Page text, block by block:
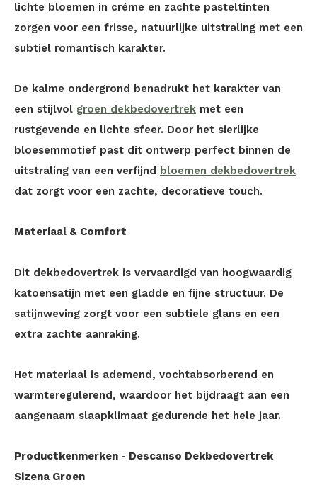
lichte bloemen in créme en zachte pasteltinten
zorgen voor een frisse, natuurlijke uitstraling met een
subtiel romantisch karakter.
De kalme ondergrond benadrukt het karakter van
een stijlvol groen dekbedovertrek met een
rustgevende en lichte sfeer. Door het sierlijke
bloesemmotief past dit ontwerp perfect binnen de
uitstraling van een verfijnd bloemen dekbedovertrek
dat zorgt voor een zachte, decoratieve touch.
Materiaal & Comfort
Dit dekbedovertrek is vervaardigd van hoogwaardig
katoensatijn met een gladde en fijne structuur. De
satijnweving zorgt voor een subtiele glans en een
extra zachte aanraking.
Het materiaal is ademend, vochtabsorberend en
warmteregulerend, waardoor het bijdraagt aan een
aangenaam slaapklimaat gedurende het hele jaar.
Productkenmerken - Descanso Dekbedovertrek
Sizena Groen